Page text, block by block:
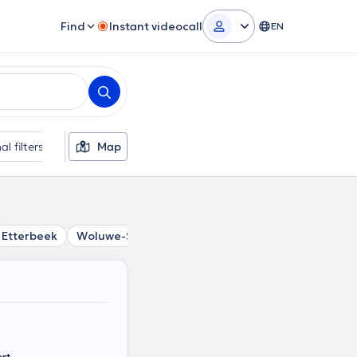
Find Instant videocall EN
filters Map
Etterbeek Woluwe-Saint-Pierre